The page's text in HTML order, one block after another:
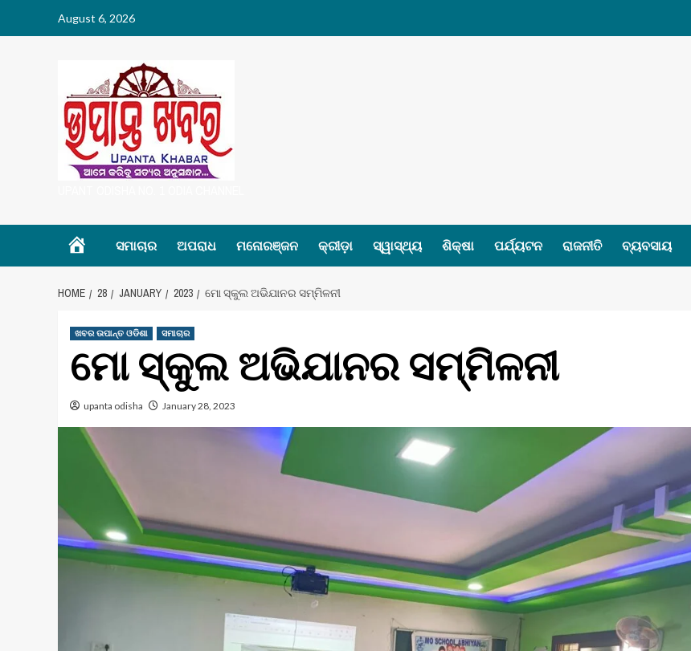
August 6, 2026
Homeସମାଚାର ଅପରାଧ ମନୋରଞ୍ଜନ କ୍ରୀଡ଼ା ସ୍ୱାସ୍ଥ୍ୟ ଶିକ୍ଷା ପର୍ଯ୍ୟଟନ ରାଜନୀତି ବ୍ୟବସାୟ
HOME 28 JANUARY 2023 ମୋ ସ୍କୁଲ ଅଭିଯାନର ସମ୍ମିଳନୀ
ଖବର ଉପାନ୍ତ ଓଡିଶା ସମାଚାର
ମୋ ସ୍କୁଲ ଅଭିଯାନର ସମ୍ମିଳନୀ
upanta odisha January 28, 2023